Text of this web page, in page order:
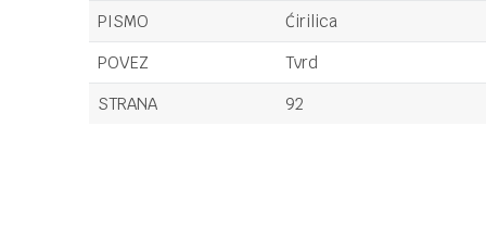
PISMO
Ćirilica
POVEZ
Tvrd
STRANA
92